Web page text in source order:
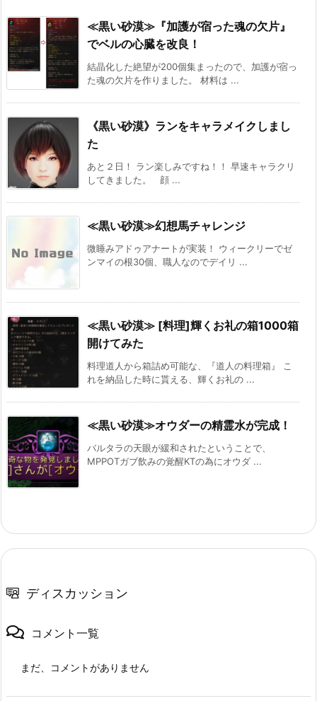
≪黒い砂漠≫『加護が宿った魂の欠片』
でベルの心臓を改良！
結晶化した絶望が200個集まったので、加護が宿っ
た魂の欠片を作りました。 材料は ...
《黒い砂漠》ランをキャラメイクしまし
た
あと２日！ ラン楽しみですね！！ 早速キャラクリ
してきました。 顔 ...
≪黒い砂漠≫幻想馬チャレンジ
微睡みアドゥアナートが実装！ ウィークリーでゼ
ンマイの根30個、職人なのでデイリ ...
≪黒い砂漠≫ [料理]輝くお礼の箱1000箱
開けてみた
料理道人から箱詰め可能な、『道人の料理箱』 こ
れを納品した時に貰える、輝くお礼の ...
≪黒い砂漠≫オウダーの精霊水が完成！
バルタラの天眼が緩和されたということで、
MPPOTガブ飲みの覚醒KTの為にオウダ ...
ディスカッション
コメント一覧
まだ、コメントがありません